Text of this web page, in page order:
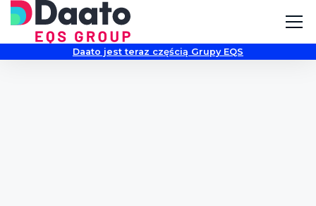
Daato jest teraz częścią Grupy EQS